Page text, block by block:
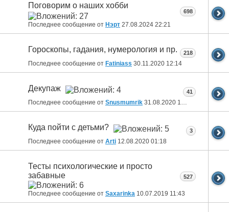
Поговорим о наших хобби
Последнее сообщение от Нэрт 27.08.2024 22:21
698
Гороскопы, гадания, нумерология и пр.
Последнее сообщение от Fatiniass 30.11.2020 12:14
218
Декупаж
Последнее сообщение от Snusmumrik 31.08.2020 18:46
41
Куда пойти с детьми?
Последнее сообщение от Arti 12.08.2020 01:18
3
Тесты психологические и просто
забавные
Последнее сообщение от Saxarinka 10.07.2019 11:43
527